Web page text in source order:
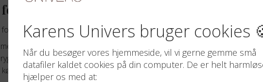
børn
dit barn, tag initiativ til at meditere og gør det sammen med dit barn –
til børn. En meditationspude kan være en hjælp til at sidde
i en stabil position. Det er dog vigtigt at sige, at hvis det fungerer